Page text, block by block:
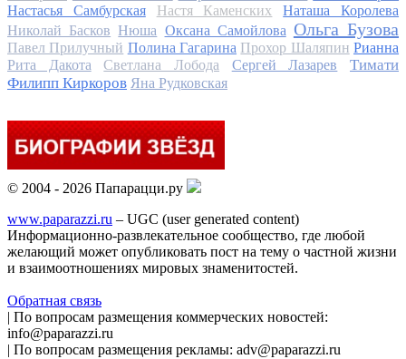
Настасья Самбурская
Настя Каменских
Наташа Королева
Николай Басков Нюша Оксана Самойлова Ольга Бузова
Павел Прилучный Полина Гагарина Прохор Шаляпин Рианна
Рита Дакота
Светлана Лобода Сергей Лазарев
Тимати
Филипп Киркоров Яна Рудковская
© 2004 - 2026 Папарацци.ру
www.paparazzi.ru – UGC (user generated content)
Информационно-развлекательное сообщество, где любой
желающий может опубликовать пост на тему о частной жизни
и взаимоотношениях мировых знаменитостей.
Обратная связь
| По вопросам размещения коммерческих новостей:
info@paparazzi.ru
| По вопросам размещения рекламы: adv@paparazzi.ru